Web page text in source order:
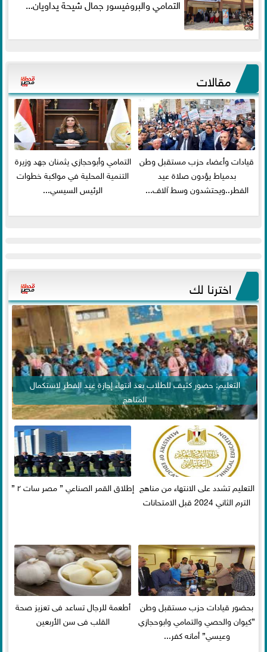
التمامي والبروفيسور جمال شيحة يداويان...
مقالات
قيادات وأعضاء حزب مستقبل وطن
بدمياط يؤدون صلاة عيد
الفطر..ويحتشدون وسط آلاف...
التمامي وأبوحجازي يثمنان جهد وزيرة
التنمية المحلية في مواكبة خطوات
الرئيس السيسي...
اخترنا لك
التعليم: حضور كثيف للطلاب بعد انتهاء إجازة عيد الفطر لاستكمال
المناهج
التعليم تشدد على الانتهاء من مناهج
الترم الثاني 2024 قبل الامتحانات
إطلاق القمر الصناعي ” مصر سات ٢ ”
بحضور قيادات حزب مستقبل وطن
”كيوان والحصي والتمامي وابوحجازي
وعيسي” أمانه كفر...
أطعمة للرجال تساعد فى تعزيز صحة
القلب فى سن الأربعين